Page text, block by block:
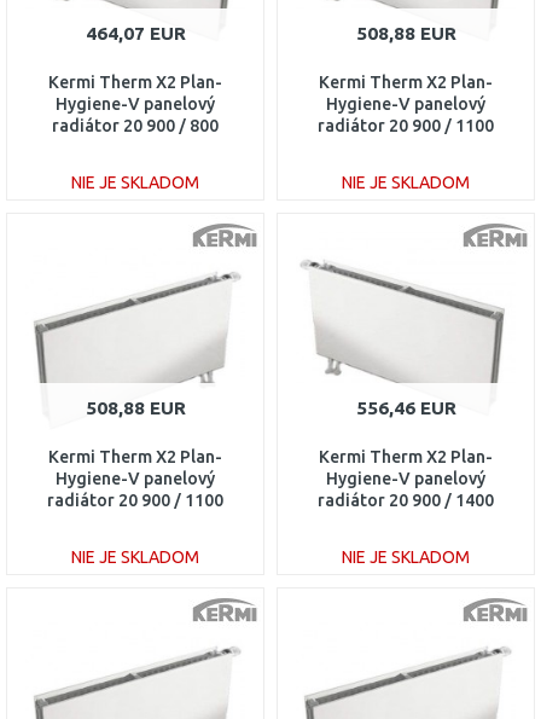
464,07 EUR
Kermi Therm X2 Plan-
Hygiene-V panelový
radiátor 20 900 / 800
NIE JE SKLADOM
DO KOŠÍKA
508,88 EUR
Kermi Therm X2 Plan-
Hygiene-V panelový
radiátor 20 900 / 1100
NIE JE SKLADOM
DO KOŠÍKA
Porovnať
508,88 EUR
Kermi Therm X2 Plan-
Hygiene-V panelový
radiátor 20 900 / 1100
NIE JE SKLADOM
DO KOŠÍKA
556,46 EUR
Kermi Therm X2 Plan-
Hygiene-V panelový
radiátor 20 900 / 1400
NIE JE SKLADOM
DO KOŠÍKA